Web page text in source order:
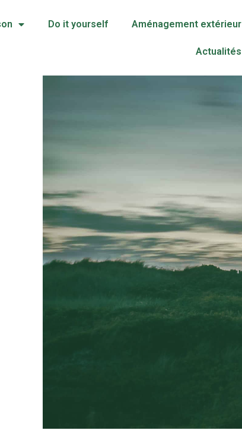
Do it yourself Aménagement extérieur
Actualités